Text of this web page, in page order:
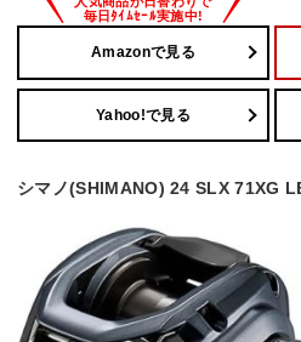
Amazonで見る
Yahoo!で見る
シマノ(SHIMANO) 24 SLX 71XG